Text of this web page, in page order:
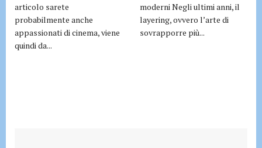
articolo sarete
probabilmente anche
appassionati di cinema, viene
quindi da...
moderni Negli ultimi anni, il
layering, ovvero l’arte di
sovrapporre più...